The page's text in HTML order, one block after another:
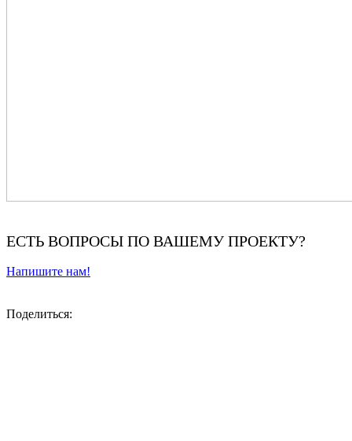
ЕСТЬ ВОПРОСЫ ПО ВАШЕМУ ПРОЕКТУ?
Напишите нам!
Поделиться: